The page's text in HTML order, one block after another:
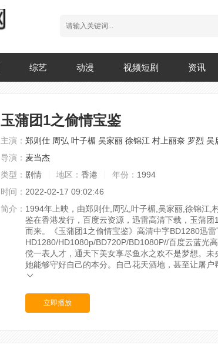
综艺 动漫 视频短剧 资讯
玉蒲团1之偷情宝鉴
主演： 郑则仕 周弘 叶子楣 吴家丽 徐锦江 村上丽奈 罗烈 吴
导演： 麦当杰
类型： 剧情 地区： 香港 年份： 1994
时间： 2022-02-17 09:02:46
简介： 1994年上映，由郑则仕,周弘,叶子楣,吴家丽,徐锦江,
鉴在香港发行，百度云资源，迅雷高清下载，玉蒲
而来。《玉蒲团1之偷情宝鉴》高清中字BD1280迅
HD1280/HD1080p/BD720P/BD1080P//百度云蓝光
傥一表人才，通天下美女享尽鱼水之欢不是梦想。
她能够守好自己的本分。自己花天酒地，甚至让屠
立即播放